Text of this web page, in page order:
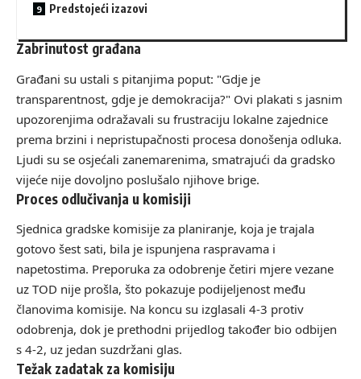
Predstojeći izazovi
Zabrinutost građana
Građani su ustali s pitanjima poput: "Gdje je
transparentnost, gdje je demokracija?" Ovi plakati s jasnim
upozorenjima odražavali su frustraciju lokalne zajednice
prema brzini i nepristupačnosti procesa donošenja odluka.
Ljudi su se osjećali zanemarenima, smatrajući da gradsko
vijeće nije dovoljno poslušalo njihove brige.
Proces odlučivanja u komisiji
Sjednica gradske komisije za planiranje, koja je trajala
gotovo šest sati, bila je ispunjena raspravama i
napetostima. Preporuka za odobrenje četiri mjere vezane
uz TOD nije prošla, što pokazuje podijeljenost među
članovima komisije. Na koncu su izglasali 4-3 protiv
odobrenja, dok je prethodni prijedlog također bio odbijen
s 4-2, uz jedan suzdržani glas.
Težak zadatak za komisiju